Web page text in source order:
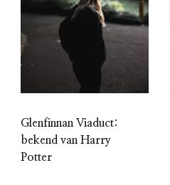
Glenfinnan Viaduct:
bekend van Harry
Potter